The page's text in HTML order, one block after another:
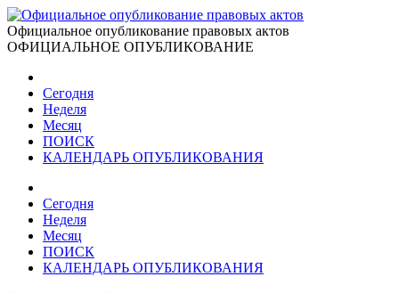
Официальное опубликование правовых актов
ОФИЦИАЛЬНОЕ ОПУБЛИКОВАНИЕ
Сегодня
Неделя
Месяц
ПОИСК
КАЛЕНДАРЬ ОПУБЛИКОВАНИЯ
Сегодня
Неделя
Месяц
ПОИСК
КАЛЕНДАРЬ ОПУБЛИКОВАНИЯ